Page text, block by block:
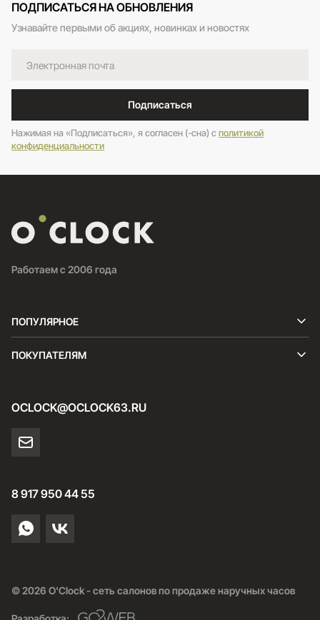
ПОДПИСАТЬСЯ НА ОБНОВЛЕНИЯ
Узнавайте первыми об акциях, новинках и новостях
Подписаться
Нажимая на «Подписаться», я согласен (-сна) cполитикой
конфиденциальности
Работаем с 2006 года
ПОПУЛЯРНОЕ
ПОКУПАТЕЛЯМ
OCLOCK@OCLOCK63.RU
8 917 950 44 55
© 2026 O'Clock - сеть салонов по продаже наручных часов